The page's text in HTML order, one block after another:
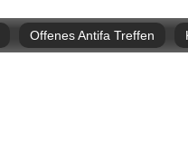
Offenes Antifa Treffen